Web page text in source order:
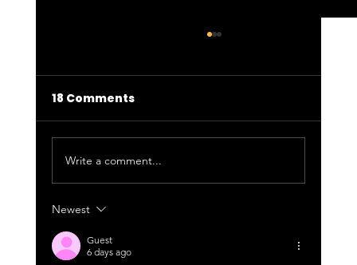
Bridgeport Arts Organization to
18 Comments
Write a comment...
Newest
Guest
6 days ago